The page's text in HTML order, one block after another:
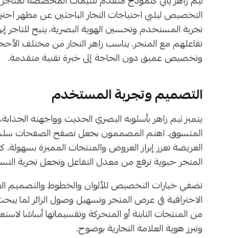
التخصيص ليلبي احتياجات التجار الباحثين عن مظهر
تجربة المستخدم وتحسين الهوية البصرية، يتيح للتاجر
تفاعلهم مع المتجر. يناسب زاهر التجار من مختلف
وتخصيص عميق دون الحاجة إلى خبرة تقنية متقدمة.
التصميم وتجربة المستخدم
يتميز ثيم زاهر بأسلوبه البصري الحديث وواجهته
المتسوق. اهتم المصممون بجعل تصفح الصفحات سلسًا
العريضة تعزز إبراز العروض والمنتجات المميزة
المتجر حيوية ترفع من معدل التفاعل وتجعل تجربة
تضفي خيارات التخصيص للألوان والخطوط والتصميم
الاحترافية في عرض المتجر وتسهيل وصول الزائر لما
من المنتجات الثابتة أو المتحركة وتقسيماتها أساسًا
وتبرز هوية العلامة التجارية بوضوح.